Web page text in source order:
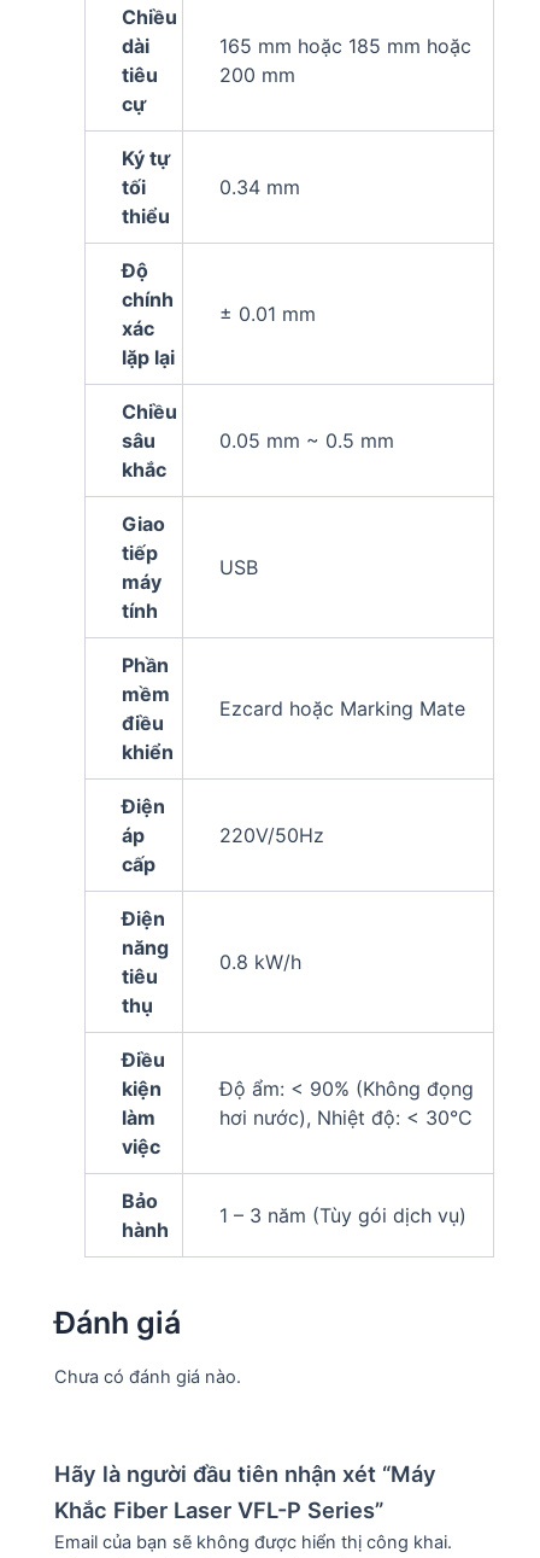
Chiều
dài
tiêu
cự
165 mm hoặc 185 mm hoặc
200 mm
Ký tự
tối
thiểu
0.34 mm
Độ
chính
xác
lặp lại
± 0.01 mm
Chiều
sâu
khắc
0.05 mm ~ 0.5 mm
Giao
tiếp
máy
tính
USB
Phần
mềm
điều
khiển
Ezcard hoặc Marking Mate
Điện
áp
cấp
220V/50Hz
Điện
năng
tiêu
thụ
0.8 kW/h
Điều
kiện
làm
việc
Độ ẩm: < 90% (Không đọng
hơi nước), Nhiệt độ: < 30°C
Bảo
hành
1 – 3 năm (Tùy gói dịch vụ)
Đánh giá
Chưa có đánh giá nào.
Hãy là người đầu tiên nhận xét “Máy
Khắc Fiber Laser VFL-P Series”
Email của bạn sẽ không được hiển thị công khai.